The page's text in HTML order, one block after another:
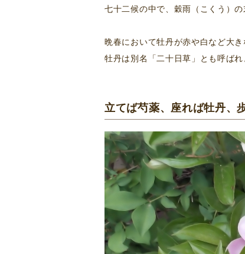
七十二候の中で、穀雨（こくう）の
晩春において牡丹が赤や白など大き
牡丹は別名「二十日草」とも呼ば
立てば芍薬、座れば牡丹、